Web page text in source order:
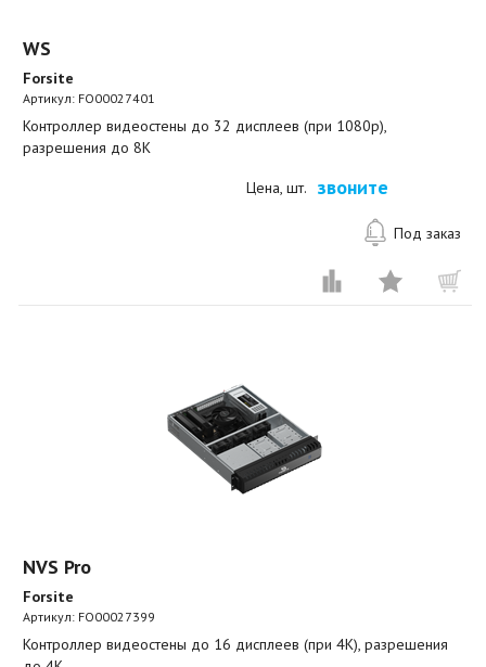
WS
Forsite
Артикул: FO00027401
Контроллер видеостены до 32 дисплеев (при 1080p),
разрешения до 8K
Цена, шт. звоните
Под заказ
NVS Pro
Forsite
Артикул: FO00027399
Контроллер видеостены до 16 дисплеев (при 4К), разрешения